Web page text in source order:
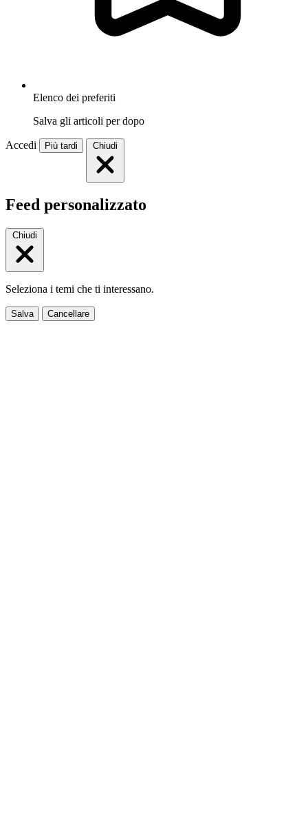
Elenco dei preferiti
Salva gli articoli per dopo
Accedi Più tardi Chiudi
Feed personalizzato
Chiudi
Seleziona i temi che ti interessano.
Salva Cancellare